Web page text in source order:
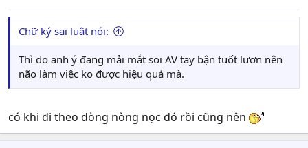
Chữ ký sai luật nói:
Thì do anh ý đang mải mắt soi AV tay bận tuốt lươn nên
não làm việc ko được hiệu quả mà.
có khi đi theo dòng nòng nọc đó rồi cũng nên